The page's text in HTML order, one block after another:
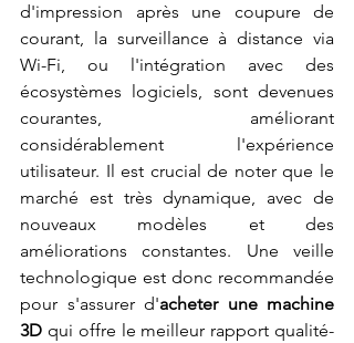
d'impression après une coupure de
courant, la surveillance à distance via
Wi-Fi, ou l'intégration avec des
écosystèmes logiciels, sont devenues
courantes, améliorant
considérablement l'expérience
utilisateur. Il est crucial de noter que le
marché est très dynamique, avec de
nouveaux modèles et des
améliorations constantes. Une veille
technologique est donc recommandée
pour s'assurer d'acheter une machine
3D qui offre le meilleur rapport qualité-